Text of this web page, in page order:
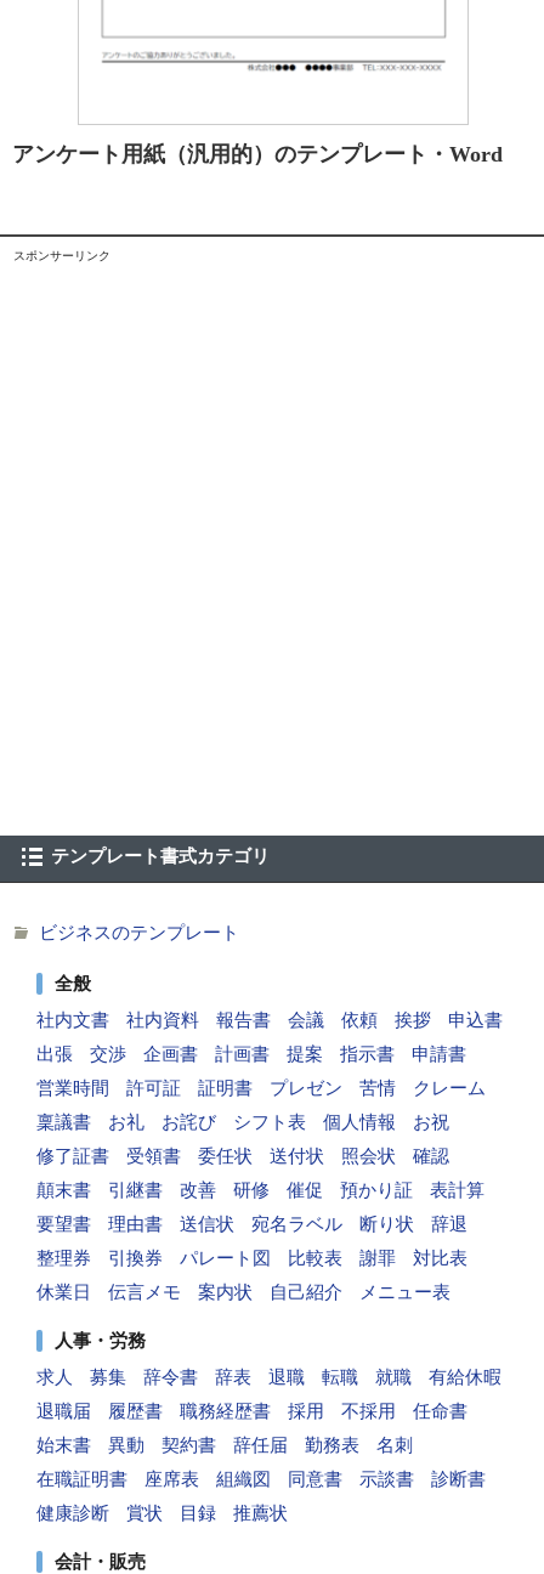
アンケート用紙（汎用的）のテンプレート・Word
スポンサーリンク
テンプレート書式カテゴリ
ビジネスのテンプレート
全般
社内文書
社内資料 報告書 会議 依頼 挨拶
申込書
出張
交渉 企画書 計画書 提案 指示書
申請書
営業時間
許可証 証明書 プレゼン 苦情
クレーム
稟議書
お礼 お詫び シフト表 個人情報
お祝
修了証書
受領書 委任状 送付状 照会状
確認
顛末書
引継書 改善 研修 催促 預かり証
表計算
要望書
理由書 送信状 宛名ラベル 断り状
辞退
整理券
引換券 パレート図 比較表 謝罪
対比表
休業日
伝言メモ 案内状 自己紹介 メニュー表
人事・労務
求人
募集 辞令書 辞表 退職 転職 就職
有給休暇
退職届
履歴書 職務経歴書 採用 不採用
任命書
始末書
異動 契約書 辞任届 勤務表
名刺
在職証明書
座席表 組織図 同意書 示談書
診断書
健康診断
賞状 目録 推薦状
会計・販売